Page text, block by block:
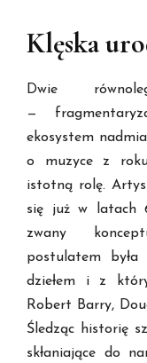
Klęska
Dwie
—
ekosystem
o muzyce z
istotną rolę.
się już w latach
zwany
postulatem była
dziełem i z
Robert Barry,
Śledząc historię
skłaniające do